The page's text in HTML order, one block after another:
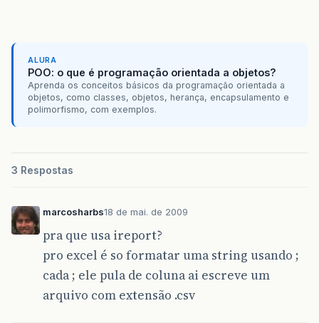
ALURA
POO: o que é programação orientada a objetos?
Aprenda os conceitos básicos da programação orientada a
objetos, como classes, objetos, herança, encapsulamento e
polimorfismo, com exemplos.
3 Respostas
marcosharbs18 de mai. de 2009
pra que usa ireport?
pro excel é so formatar uma string usando ;
cada ; ele pula de coluna ai escreve um
arquivo com extensão .csv